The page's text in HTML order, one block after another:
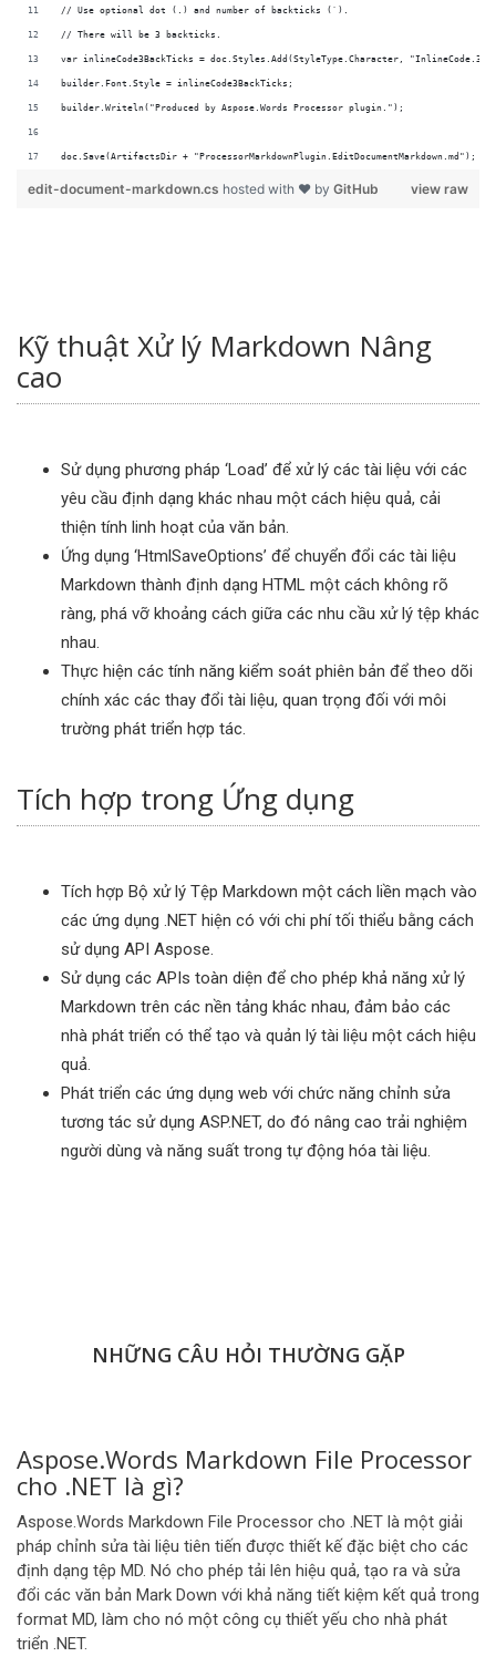
doc.Save(ArtifactsDir + "ProcessorMarkdownPlugin.EditDocumentMarkdown.md");
view raw
edit-document-markdown.cs hosted with ❤ by GitHub
Kỹ thuật Xử lý Markdown Nâng
cao
Sử dụng phương pháp ‘Load’ để xử lý các tài liệu với các
yêu cầu định dạng khác nhau một cách hiệu quả, cải
thiện tính linh hoạt của văn bản.
Ứng dụng ‘HtmlSaveOptions’ để chuyển đổi các tài liệu
Markdown thành định dạng HTML một cách không rõ
ràng, phá vỡ khoảng cách giữa các nhu cầu xử lý tệp khác
nhau.
Thực hiện các tính năng kiểm soát phiên bản để theo dõi
chính xác các thay đổi tài liệu, quan trọng đối với môi
trường phát triển hợp tác.
Tích hợp trong Ứng dụng
Tích hợp Bộ xử lý Tệp Markdown một cách liền mạch vào
các ứng dụng .NET hiện có với chi phí tối thiểu bằng cách
sử dụng API Aspose.
Sử dụng các APIs toàn diện để cho phép khả năng xử lý
Markdown trên các nền tảng khác nhau, đảm bảo các
nhà phát triển có thể tạo và quản lý tài liệu một cách hiệu
quả.
Phát triển các ứng dụng web với chức năng chỉnh sửa
tương tác sử dụng ASP.NET, do đó nâng cao trải nghiệm
người dùng và năng suất trong tự động hóa tài liệu.
NHỮNG CÂU HỎI THƯỜNG GẶP
Aspose.Words Markdown File Processor
cho .NET là gì?
Aspose.Words Markdown File Processor cho .NET là một giải
pháp chỉnh sửa tài liệu tiên tiến được thiết kế đặc biệt cho các
định dạng tệp MD. Nó cho phép tải lên hiệu quả, tạo ra và sửa
đổi các văn bản Mark Down với khả năng tiết kiệm kết quả trong
format MD, làm cho nó một công cụ thiết yếu cho nhà phát
triển .NET.